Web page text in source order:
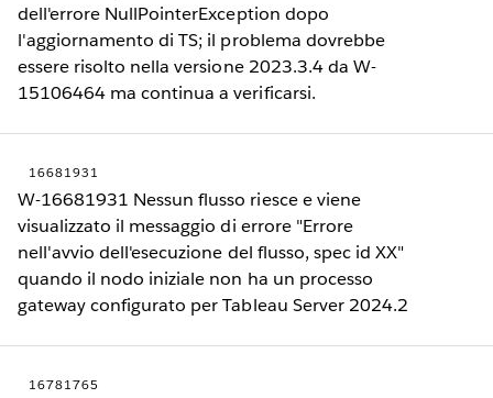
dell'errore NullPointerException dopo
l'aggiornamento di TS; il problema dovrebbe
essere risolto nella versione 2023.3.4 da W-
15106464 ma continua a verificarsi.
16681931
W-16681931 Nessun flusso riesce e viene
visualizzato il messaggio di errore "Errore
nell'avvio dell'esecuzione del flusso, spec id XX"
quando il nodo iniziale non ha un processo
gateway configurato per Tableau Server 2024.2
16781765